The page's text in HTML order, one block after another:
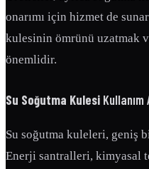
onarımı için hizmet de
kulesinin ömrünü uzatmak
önemlidir.
Su Soğutma Kulesi Kullanım
Su soğutma kuleleri, geniş
Enerji santralleri, kimyasal